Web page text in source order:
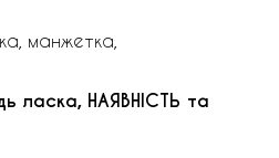
манжетка,
ласка, НАЯВНІСТЬ та